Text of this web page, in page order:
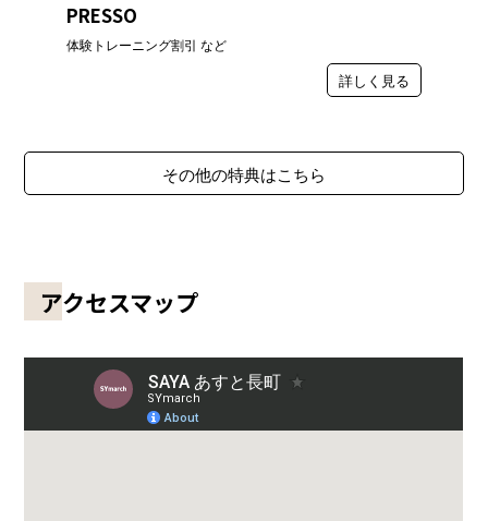
PRESSO
体験トレーニング割引 など
詳しく見る
その他の特典はこちら
アクセスマップ